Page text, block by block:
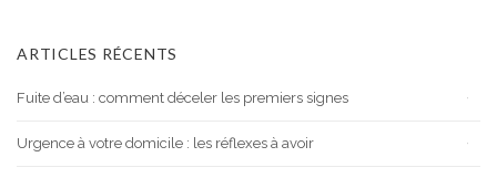
ARTICLES RÉCENTS
Fuite d’eau : comment déceler les premiers signes
Urgence à votre domicile : les réflexes à avoir